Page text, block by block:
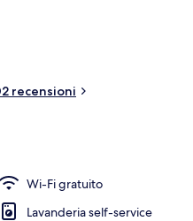
gentile e la posizione
da Stazione LRT di Ximen,
a 10 min a piedi.
recensioni
Wi-Fi gratuito
Lavanderia self-service